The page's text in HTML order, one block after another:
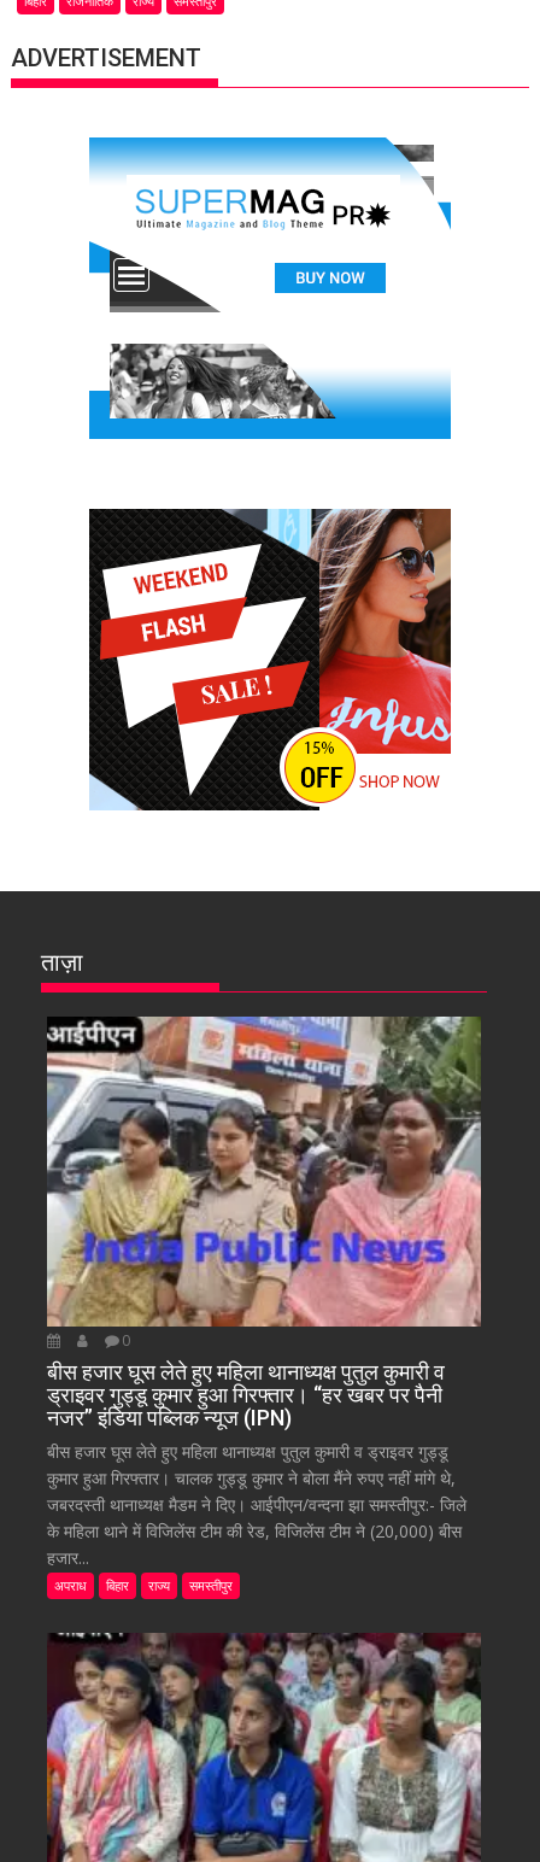
ADVERTISEMENT
ताज़ा
0
बीस हजार घूस लेते हुए महिला थानाध्यक्ष पुतुल कुमारी व
ड्राइवर गुड्डू कुमार हुआ गिरफ्तार। “हर खबर पर पैनी
नजर” इंडिया पब्लिक न्यूज (IPN)
बीस हजार घूस लेते हुए महिला थानाध्यक्ष पुतुल कुमारी व ड्राइवर गुड्डू
कुमार हुआ गिरफ्तार। चालक गुड्डू कुमार ने बोला मैंने रुपए नहीं मांगे थे,
जबरदस्ती थानाध्यक्ष मैडम ने दिए। आईपीएन/वन्दना झा समस्तीपुर:- जिले
के महिला थाने में विजिलेंस टीम की रेड, विजिलेंस टीम ने (20,000) बीस
हजार...
अपराध बिहार राज्य समस्तीपुर